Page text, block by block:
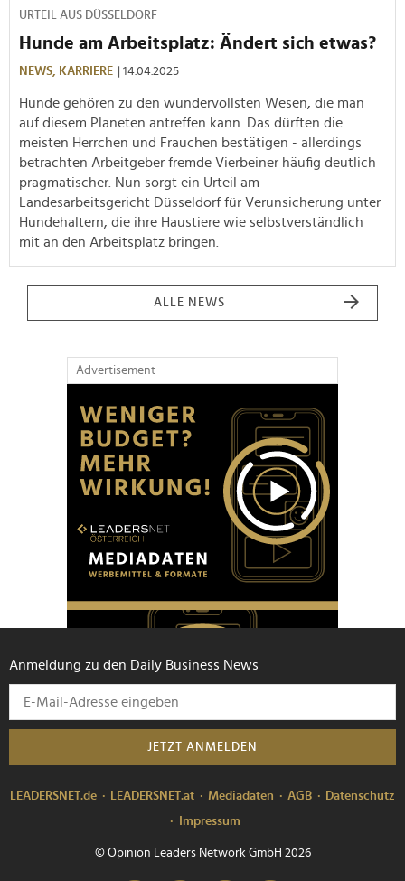
URTEIL AUS DÜSSELDORF
Hunde am Arbeitsplatz: Ändert sich etwas?
NEWS, KARRIERE | 14.04.2025
Hunde gehören zu den wundervollsten Wesen, die man
auf diesem Planeten antreffen kann. Das dürften die
meisten Herrchen und Frauchen bestätigen - allerdings
betrachten Arbeitgeber fremde Vierbeiner häufig deutlich
pragmatischer. Nun sorgt ein Urteil am
Landesarbeitsgericht Düsseldorf für Verunsicherung unter
Hundehaltern, die ihre Haustiere wie selbstverständlich
mit an den Arbeitsplatz bringen.
ALLE NEWS
Advertisement
Anmeldung zu den Daily Business News
JETZT ANMELDEN
LEADERSNET.de LEADERSNET.at Mediadaten AGB
Datenschutz
Impressum
© Opinion Leaders Network GmbH 2026